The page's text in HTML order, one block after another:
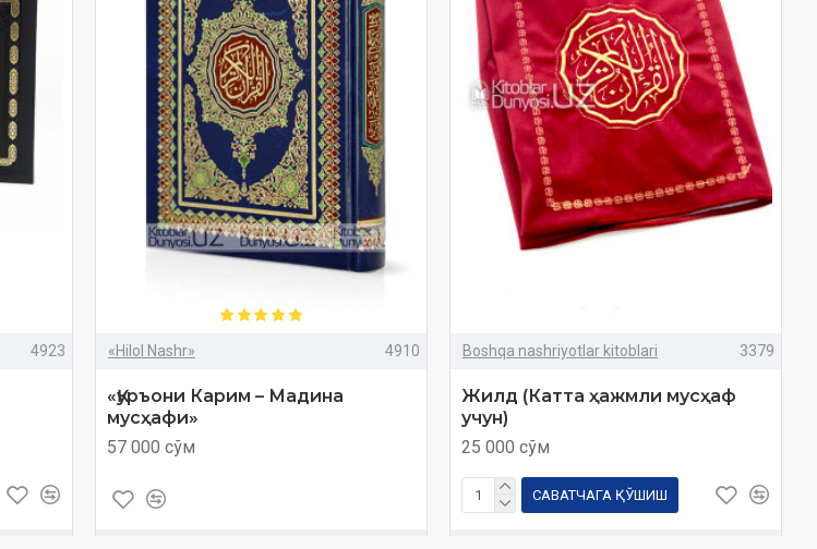
4923 «Hilol Nashr» 4910
«Қуръони Карим – Мадина
мусҳафи»
57 000 сўм
Boshqa nashriyotlar kitoblari 3379
Жилд (Катта ҳажмли мусҳаф
учун)
25 000 сўм
САВАТЧАГА ҚЎШИШ